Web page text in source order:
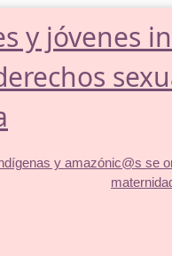
y jóvenes